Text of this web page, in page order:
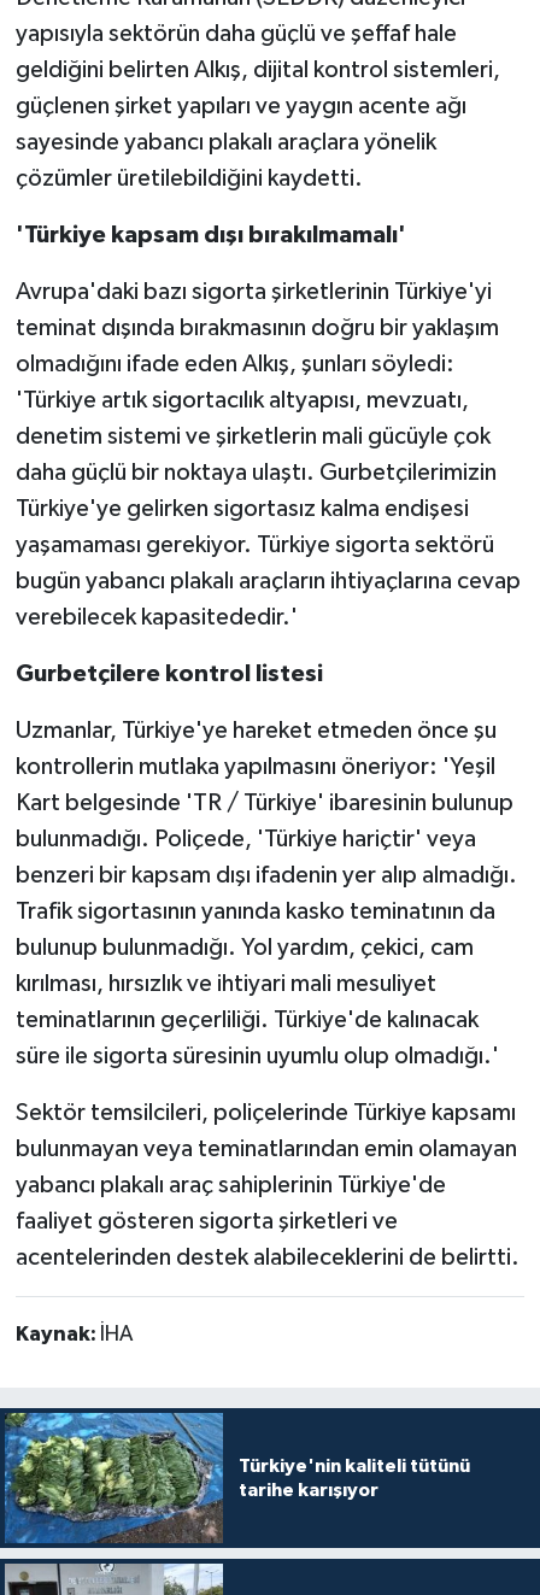
yapısıyla sektörün daha güçlü ve şeffaf hale
geldiğini belirten Alkış, dijital kontrol sistemleri,
güçlenen şirket yapıları ve yaygın acente ağı
sayesinde yabancı plakalı araçlara yönelik
çözümler üretilebildiğini kaydetti.
'Türkiye kapsam dışı bırakılmamalı'
Avrupa'daki bazı sigorta şirketlerinin Türkiye'yi
teminat dışında bırakmasının doğru bir yaklaşım
olmadığını ifade eden Alkış, şunları söyledi:
'Türkiye artık sigortacılık altyapısı, mevzuatı,
denetim sistemi ve şirketlerin mali gücüyle çok
daha güçlü bir noktaya ulaştı. Gurbetçilerimizin
Türkiye'ye gelirken sigortasız kalma endişesi
yaşamaması gerekiyor. Türkiye sigorta sektörü
bugün yabancı plakalı araçların ihtiyaçlarına cevap
verebilecek kapasitededir.'
Gurbetçilere kontrol listesi
Uzmanlar, Türkiye'ye hareket etmeden önce şu
kontrollerin mutlaka yapılmasını öneriyor: 'Yeşil
Kart belgesinde 'TR / Türkiye' ibaresinin bulunup
bulunmadığı. Poliçede, 'Türkiye hariçtir' veya
benzeri bir kapsam dışı ifadenin yer alıp almadığı.
Trafik sigortasının yanında kasko teminatının da
bulunup bulunmadığı. Yol yardım, çekici, cam
kırılması, hırsızlık ve ihtiyari mali mesuliyet
teminatlarının geçerliliği. Türkiye'de kalınacak
süre ile sigorta süresinin uyumlu olup olmadığı.'
Sektör temsilcileri, poliçelerinde Türkiye kapsamı
bulunmayan veya teminatlarından emin olamayan
yabancı plakalı araç sahiplerinin Türkiye'de
faaliyet gösteren sigorta şirketleri ve
acentelerinden destek alabileceklerini de belirtti.
Kaynak: İHA
Türkiye'nin kaliteli tütünü
tarihe karışıyor